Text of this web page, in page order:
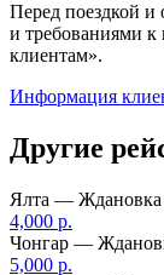
Перед поездкой и
и требованиями к
клиентам».
Информация
Другие
Ялта — Ждановка
4,000 р.
Чонгар —
5,000 р.